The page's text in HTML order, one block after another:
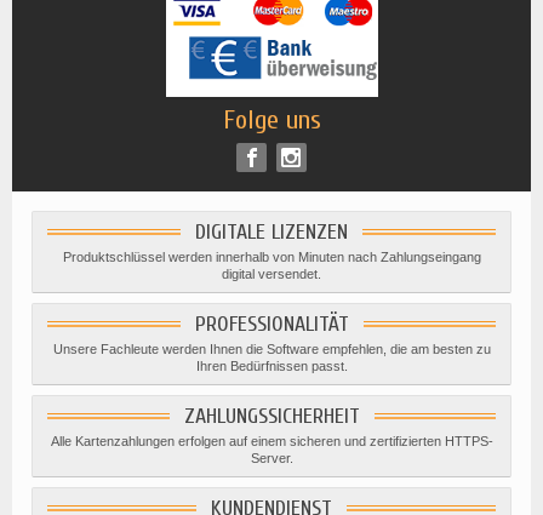
Folge uns
DIGITALE LIZENZEN
Produktschlüssel werden innerhalb von Minuten nach Zahlungseingang
digital versendet.
PROFESSIONALITÄT
Unsere Fachleute werden Ihnen die Software empfehlen, die am besten zu
Ihren Bedürfnissen passt.
ZAHLUNGSSICHERHEIT
Alle Kartenzahlungen erfolgen auf einem sicheren und zertifizierten HTTPS-
Server.
KUNDENDIENST